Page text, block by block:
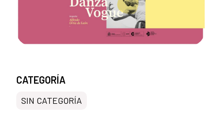
CATEGORÍA
SIN CATEGORÍA